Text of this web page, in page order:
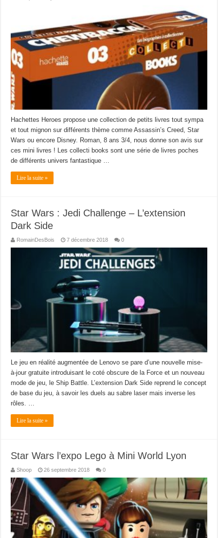
Les
Collecti’Books
Hachettes Heroes propose une collection de petits livres tout sympa
et tout mignon sur différents thème comme Assassin’s Creed, Star
Wars ou encore Disney. Roman, 8 ans 3/4, nous donne son avis sur
ces mini livres ! Les collecti books sont une série de livres poches
de différents univers fantastique …
Lire la suite »
Star Wars : Jedi Challenge – L’extension
Dark Side
RomainDesBois 7 décembre 2018 0
Le jeu en réalité augmentée de Lenovo se pare d’une nouvelle mise-
à-jour gratuite introduisant le coté obscure de la Force et un nouveau
mode de jeu, le Ship Battle. L’extension Dark Side reprend le concept
de base du jeu, à savoir les duels au sabre laser mais inverse les
rôles. …
Lire la suite »
Star Wars l’expo Lego à Mini World Lyon
Shoop 26 septembre 2018 0